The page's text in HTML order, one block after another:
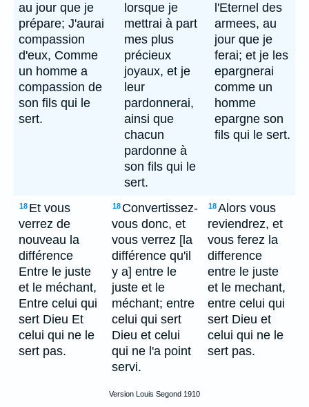
au jour que je
prépare; J'aurai
compassion
d'eux, Comme
un homme a
compassion de
son fils qui le
sert.
lorsque je
mettrai à part
mes plus
précieux
joyaux, et je
leur
pardonnerai,
ainsi que
chacun
pardonne à
son fils qui le
sert.
l'Eternel des
armees, au
jour que je
ferai; et je les
epargnerai
comme un
homme
epargne son
fils qui le sert.
18 Et vous
verrez de
nouveau la
différence
Entre le juste
et le méchant,
Entre celui qui
sert Dieu Et
celui qui ne le
sert pas.
18 Convertissez-
vous donc, et
vous verrez [la
différence qu'il
y a] entre le
juste et le
méchant; entre
celui qui sert
Dieu et celui
qui ne l'a point
servi.
18Alors vous
reviendrez, et
vous ferez la
difference
entre le juste
et le mechant,
entre celui qui
sert Dieu et
celui qui ne le
sert pas.
Version Louis Segond 1910